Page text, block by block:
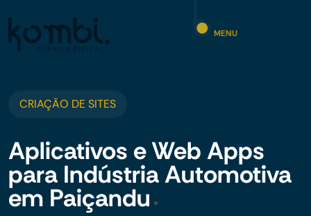
MENU
CRIAÇÃO DE SITES
Aplicativos e Web Apps
para Indústria Automotiva
em Paiçandu